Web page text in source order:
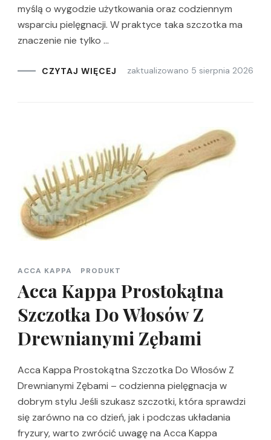
myślą o wygodzie użytkowania oraz codziennym
wsparciu pielęgnacji. W praktyce taka szczotka ma
znaczenie nie tylko …
CZYTAJ WIĘCEJ zaktualizowano 5 sierpnia 2026
ACCA KAPPA PRODUKT
Acca Kappa Prostokątna
Szczotka Do Włosów Z
Drewnianymi Zębami
Acca Kappa Prostokątna Szczotka Do Włosów Z
Drewnianymi Zębami – codzienna pielęgnacja w
dobrym stylu Jeśli szukasz szczotki, która sprawdzi
się zarówno na co dzień, jak i podczas układania
fryzury, warto zwrócić uwagę na Acca Kappa